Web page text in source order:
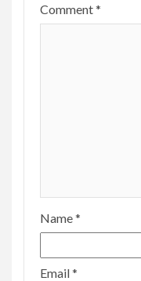
Comment*
Name*
Email*